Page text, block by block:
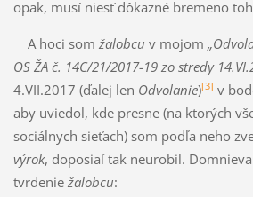
opak, musí niesť dôkazné bremeno
A hoci som žalobcu v mojom
OS ŽA č. 14C/21/2017-19 zo stredy
4.VII.2017 (ďalej len Odvolanie)[3] v
aby uviedol, kde presne (na ktorých
sociálnych sieťach) som podľa neho
výrok, doposiaľ tak neurobil.
tvrdenie žalobcu: